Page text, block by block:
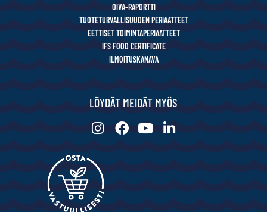
OIVA-RAPORTTI
TUOTETURVALLISUUDEN PERIAATTEET
EETTISET TOIMINTAPERIAATTEET
IFS FOOD CERTIFICATE
ILMOITUSKANAVA
LÖYDÄT MEIDÄT MYÖS